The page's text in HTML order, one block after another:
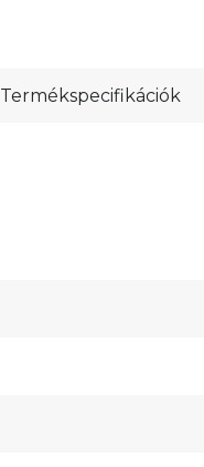
Termékspecifikációk